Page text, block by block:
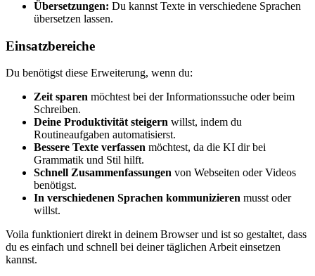
Übersetzungen: Du kannst Texte in verschiedene Sprachen
übersetzen lassen.
Einsatzbereiche
Du benötigst diese Erweiterung, wenn du:
Zeit sparen möchtest bei der Informationssuche oder beim
Schreiben.
Deine Produktivität steigern willst, indem du
Routineaufgaben automatisierst.
Bessere Texte verfassen möchtest, da die KI dir bei
Grammatik und Stil hilft.
Schnell Zusammenfassungen von Webseiten oder Videos
benötigst.
In verschiedenen Sprachen kommunizieren musst oder
willst.
Voila funktioniert direkt in deinem Browser und ist so gestaltet, dass
du es einfach und schnell bei deiner täglichen Arbeit einsetzen
kannst.